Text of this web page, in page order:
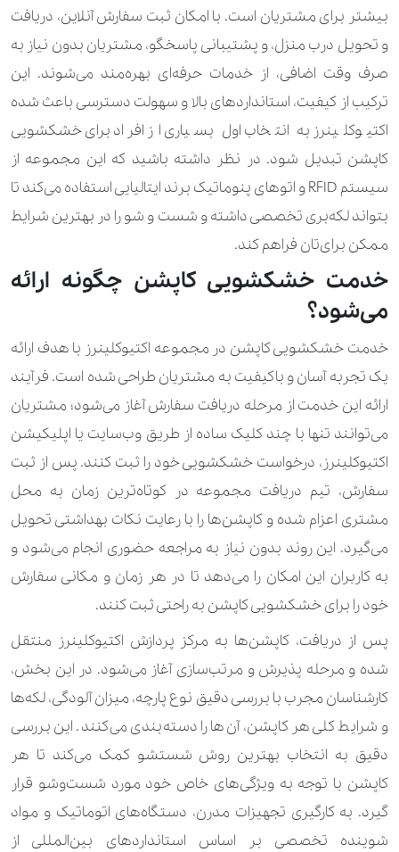
مانتو 250.000 تومان 350.000 تومان
مانتو مجلسی 310.000 تومان 610.000 تومان
350.000 تومان
مقنعه 50.000 تومان
هودی 170.000 تومان 280.000 تومان
وست
انواع تشک 980.000 تومان
انواع روتختی
بالشت 280.000 تومان
560.000 تومان
پادری 340.000 تومان
490.000 تومان
پتو مسافرتی 310.000 تومان
پرده آستری (متر مربع) 50.000 تومان
پرده ارگانزا (متر مربع) 50.000 تومان 70.000 تومان
پرده پارچه‌ای بدون آستر (متر مربع) 60.000 تومان 90.000 تومان
پرده تور (متر مربع) 60.000 تومان
بیشتر برای مشتریان است. با امکان ثبت سفارش آنلاین، دریافت
و تحویل درب منزل، و پشتیبانی پاسخگو، مشتریان بدون نیاز به
صرف وقت اضافی، از خدمات حرفه‌ای بهره‌مند می‌شوند. این
ترکیب از کیفیت، استانداردهای بالا و سهولت دسترسی باعث شده
اکتیوکلینرز به انتخاب اول بسیاری از افراد برای خشکشویی
کاپشن تبدیل شود. در نظر داشته باشید که این مجموعه از
سیستم RFID و اتوهای پنوماتیک برند ایتالیایی استفاده می‌کند تا
بتواند لکه‌بری تخصصی داشته و شست و شو را در بهترین شرایط
ممکن برای‌تان فراهم کند.
خدمت خشکشویی کاپشن چگونه ارائه
می‌شود؟
خدمت خشکشویی کاپشن در مجموعه اکتیوکلینرز با هدف ارائه
یک تجربه آسان و باکیفیت به مشتریان طراحی شده است. فرآیند
ارائه این خدمت از مرحله دریافت سفارش آغاز می‌شود؛ مشتریان
می‌توانند تنها با چند کلیک ساده از طریق وب‌سایت یا اپلیکیشن
اکتیوکلینرز، درخواست خشکشویی خود را ثبت کنند. پس از ثبت
سفارش، تیم دریافت مجموعه در کوتاه‌ترین زمان به محل
مشتری اعزام شده و کاپشن‌ها را با رعایت نکات بهداشتی تحویل
می‌گیرد. این روند بدون نیاز به مراجعه حضوری انجام می‌شود و
به کاربران این امکان را می‌دهد تا در هر زمان و مکانی سفارش
خود را برای خشکشویی کاپشن به راحتی ثبت کنند.
پس از دریافت، کاپشن‌ها به مرکز پردازش اکتیوکلینرز منتقل
شده و مرحله پذیرش و مرتب‌سازی آغاز می‌شود. در این بخش،
کارشناسان مجرب با بررسی دقیق نوع پارچه، میزان آلودگی، لکه‌ها
و شرایط کلی هر کاپشن، آن‌ها را دسته‌بندی می‌کنند. این بررسی
دقیق به انتخاب بهترین روش شستشو کمک می‌کند تا هر
کاپشن با توجه به ویژگی‌های خاص خود مورد شست‌وشو قرار
گیرد. به کارگیری تجهیزات مدرن، دستگاه‌های اتوماتیک و مواد
شوینده تخصصی بر اساس استانداردهای بین‌المللی از